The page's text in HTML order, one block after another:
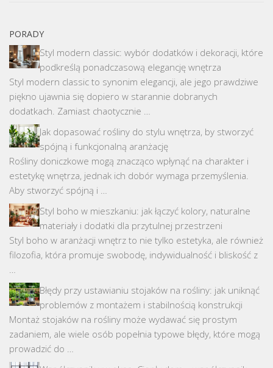
PORADY
Styl modern classic: wybór dodatków i dekoracji, które
podkreślą ponadczasową elegancję wnętrza
Styl modern classic to synonim elegancji, ale jego prawdziwe
piękno ujawnia się dopiero w starannie dobranych
dodatkach. Zamiast chaotycznie …
Jak dopasować rośliny do stylu wnętrza, by stworzyć
spójną i funkcjonalną aranżację
Rośliny doniczkowe mogą znacząco wpłynąć na charakter i
estetykę wnętrza, jednak ich dobór wymaga przemyślenia.
Aby stworzyć spójną i …
Styl boho w mieszkaniu: jak łączyć kolory, naturalne
materiały i dodatki dla przytulnej przestrzeni
Styl boho w aranżacji wnętrz to nie tylko estetyka, ale również
filozofia, która promuje swobodę, indywidualność i bliskość z
…
Błędy przy ustawianiu stojaków na rośliny: jak uniknąć
problemów z montażem i stabilnością konstrukcji
Montaż stojaków na rośliny może wydawać się prostym
zadaniem, ale wiele osób popełnia typowe błędy, które mogą
prowadzić do …